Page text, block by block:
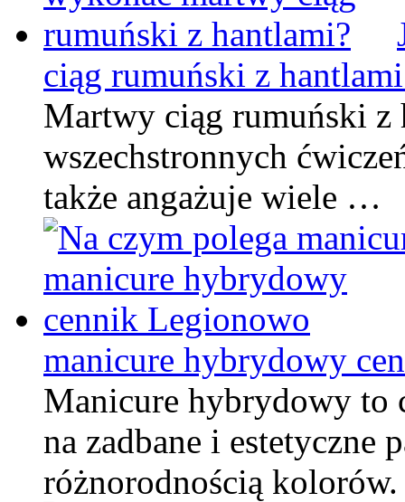
ciąg rumuński z
Martwy ciąg rumuński z
wszechstronnych
także angażuje wiele …
manicure hybrydowy
Manicure hybrydowy to
na zadbane i estetyczne
różnorodnością